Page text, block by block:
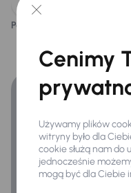
Extra
Automatyczne
Czujnik deszczu
Kamera cofania
Kompresor -
Podoba ci się ten opis?
Zyskaj lepsze
Cenimy
Używamy plików
witryny było dla
cookie służą nam do
jednocześnie
mogą być dla Ciebie